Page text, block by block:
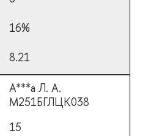
16%
8.21
А***а Л. А.
М251БГЛЦК038
15